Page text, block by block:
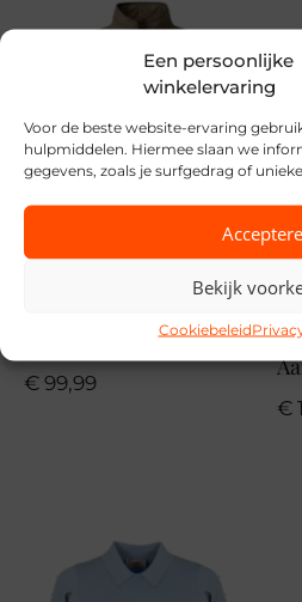
Een persoonlijke
winkelervaring
Voor de beste website-ervaring
hulpmiddelen. Hiermee slaan we
gegevens, zoals je surfgedrag of unieke
Bekijk
Cookiebeleid
MPN
FALCON CLASSIC STRIPE
€ 99,99
€